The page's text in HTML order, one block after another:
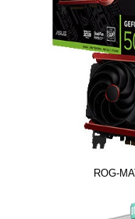
ROG-